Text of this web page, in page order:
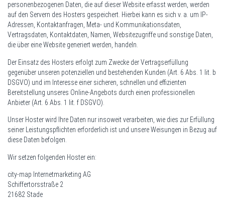
personenbezogenen Daten, die auf dieser Website erfasst werden, werden
auf den Servern des Hosters gespeichert. Hierbei kann es sich v. a. um IP-
Adressen, Kontaktanfragen, Meta- und Kommunikationsdaten,
Vertragsdaten, Kontaktdaten, Namen, Websitezugriffe und sonstige Daten,
die über eine Website generiert werden, handeln.
Der Einsatz des Hosters erfolgt zum Zwecke der Vertragserfüllung
gegenüber unseren potenziellen und bestehenden Kunden (Art. 6 Abs. 1 lit. b
DSGVO) und im Interesse einer sicheren, schnellen und effizienten
Bereitstellung unseres Online-Angebots durch einen professionellen
Anbieter (Art. 6 Abs. 1 lit. f DSGVO).
Unser Hoster wird Ihre Daten nur insoweit verarbeiten, wie dies zur Erfüllung
seiner Leistungspflichten erforderlich ist und unsere Weisungen in Bezug auf
diese Daten befolgen.
Wir setzen folgenden Hoster ein:
city-map Internetmarketing AG
Schiffertorsstraße 2
21682 Stade